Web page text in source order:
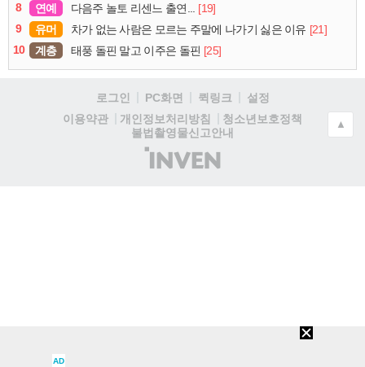
8
연예 다음주 놀토 리센느 출연... [19]
9
유머 차가 없는 사람은 모르는 주말에 나가기 싫은 이유 [21]
10
계층 태풍 돌핀 말고 이주은 돌핀 [25]
로그인 PC화면 퀵링크
설정
이용약관
개인정보처리방침
청소년보호정책
불법촬영물신고안내
(주)
인
▲
AD